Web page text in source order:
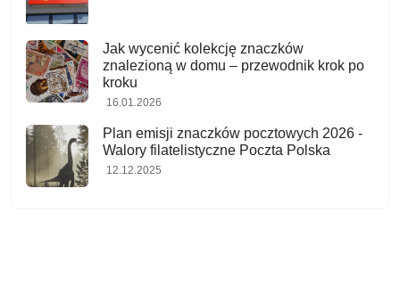
Jak wycenić kolekcję znaczków
znalezioną w domu – przewodnik krok po
kroku
16.01.2026
Plan emisji znaczków pocztowych 2026 -
Walory filatelistyczne Poczta Polska
12.12.2025